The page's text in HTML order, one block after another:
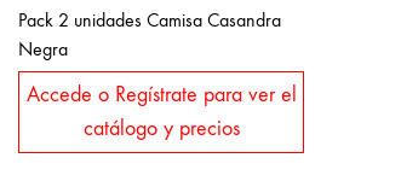
Pack 2 unidades Camisa Casandra
Negra
Accede o Regístrate para ver el
catálogo y precios